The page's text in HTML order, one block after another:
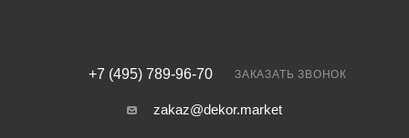
+7 (495) 789-96-70 ЗАКАЗАТЬ ЗВОНОК
zakaz@dekor.market